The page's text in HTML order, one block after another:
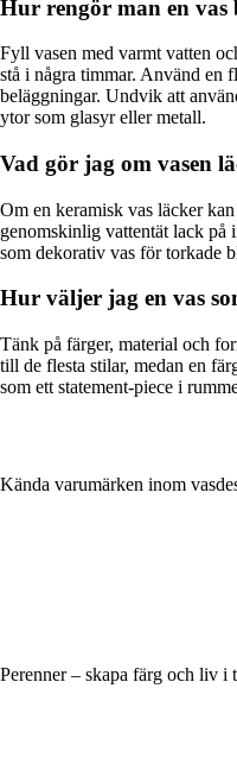
Hur rengör man en vas
Fyll vasen med varmt vatten
stå i några timmar. Använd en
beläggningar. Undvik att
ytor som glasyr eller metall.
Vad gör jag om vasen
Om en keramisk vas läcker
genomskinlig vattentät lack på
som dekorativ vas för torkade
Hur väljer jag en vas
Tänk på färger, material och
till de flesta stilar, medan en
som ett statement-piece i
Kända varumärken inom
Perenner – skapa färg och liv i